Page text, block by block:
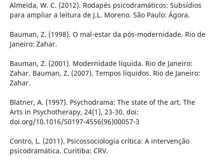
Almeida, W. C. (2012). Rodapés psicodramáticos: Subsídios
para ampliar a leitura de J.L. Moreno. São Paulo: Ágora.
Bauman, Z. (1998). O mal-estar da pós-modernidade. Rio de
Janeiro: Zahar.
Bauman, Z. (2001). Modernidade líquida. Rio de Janeiro:
Zahar. Bauman, Z. (2007). Tempos líquidos. Rio de Janeiro:
Zahar.
Blatner, A. (1997). Psychodrama: The state of the art. The
Arts in Psychotherapy, 24(1), 23-30. doi:
doi.org/10.1016/S0197-4556(96)00057-3
Contro, L. (2011). Psicossociologia crítica: A intervenção
psicodramática. Curitiba: CRV.